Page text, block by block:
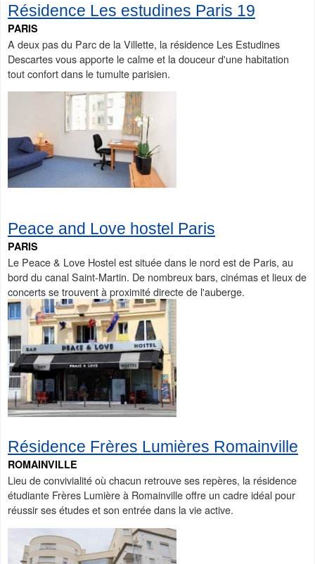
Résidence Les estudines Paris 19
PARIS
A deux pas du Parc de la Villette, la résidence Les Estudines
Descartes vous apporte le calme et la douceur d'une habitation
tout confort dans le tumulte parisien.
Peace and Love hostel Paris
PARIS
Le Peace & Love Hostel est située dans le nord est de Paris, au
bord du canal Saint-Martin. De nombreux bars, cinémas et lieux de
concerts se trouvent à proximité directe de l'auberge.
Résidence Frères Lumières Romainville
ROMAINVILLE
Lieu de convivialité où chacun retrouve ses repères, la résidence
étudiante Frères Lumière à Romainville offre un cadre idéal pour
réussir ses études et son entrée dans la vie active.